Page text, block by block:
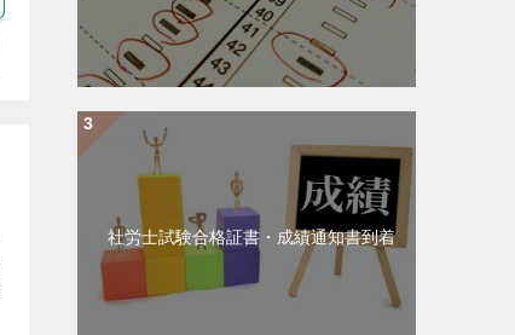
社労士試験合格証書・成績通知書到着